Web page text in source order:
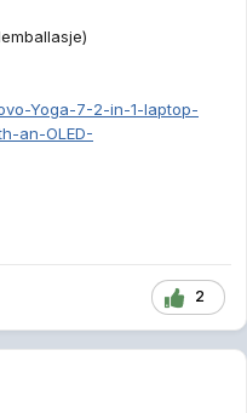
Yoga-7-2-in-1-laptop-
an-OLED-
2